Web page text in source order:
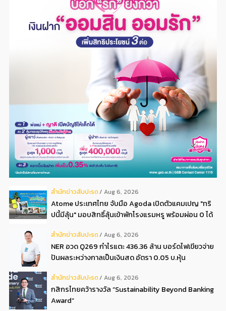
สํานักข่าวสับปะรด Aug 6, 2026
Atome ประเทศไทย จับมือ Agoda เปิดตัวแคมเปญ "ทริ
ปนี้มีลุ้น" มอบสิทธิ์ลุ้นเข้าพักโรงแรมหรู พร้อมผ่อน 0 ได้
สํานักข่าวสับปะรด Aug 6, 2026
NER อวด Q269 กำไรแตะ 436.36 ล้าน บอร์ดไฟเขียวจ่าย
ปันผลระหว่างกาลเป็นเงินสด อัตรา 0.05 บ.หุ้น
สํานักข่าวสับปะรด Aug 6, 2026
กสิกรไทยคว้ารางวัล “Sustainability Beyond Banking
Award”